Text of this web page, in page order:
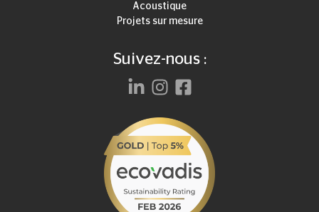
Acoustique
Projets sur mesure
Suivez-nous :